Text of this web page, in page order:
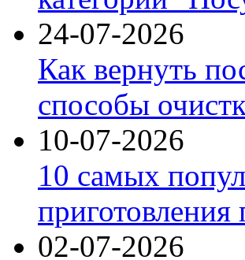
24-07-2026
Как вернуть
способы
10-07-2026
10 самых
02-07-2026